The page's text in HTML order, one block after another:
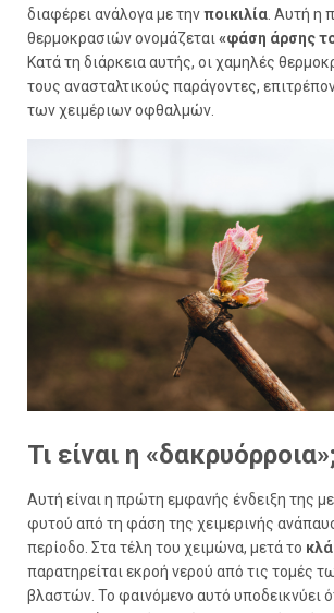
διαφέρει ανάλογα με τηνποικιλία . Αυτή η
θερμοκρασιών ονομάζεται «φάση άρσης
Κατά τη διάρκεια αυτής, οι χαμηλές
τους ανασταλτικούς παράγοντες,
των χειμέριων οφθαλμών.
Τι είναι η
Αυτή είναι η πρώτη εμφανής ένδειξη της
φυτού από τη φάση της χειμερινής
περίοδο. Στα τέλη του χειμώνα, μετά το
παρατηρείται εκροή νερού από τις τομές
βλαστών. Το φαινόμενο αυτό υποδεικνύει